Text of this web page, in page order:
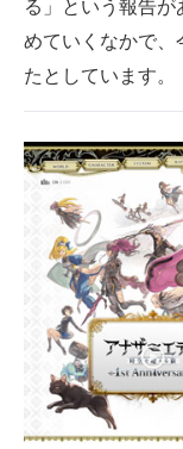
ITエンジニア向け
企業向けIT製品の
IT製品の技術・比
製造業のIT導入・
モノづくり技術者
エレクトロニクス
電子設計の基本と
エネルギーの専門
る」という報告
めていくなかで、
たとしています。